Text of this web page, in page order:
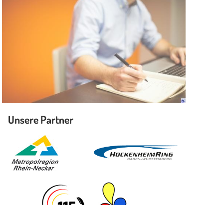
Unsere Partner